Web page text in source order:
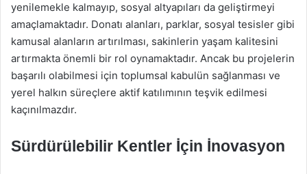
yenilemekle kalmayıp, sosyal altyapıları da geliştirmeyi
amaçlamaktadır. Donatı alanları, parklar, sosyal tesisler gibi
kamusal alanların artırılması, sakinlerin yaşam kalitesini
artırmakta önemli bir rol oynamaktadır. Ancak bu projelerin
başarılı olabilmesi için toplumsal kabulün sağlanması ve
yerel halkın süreçlere aktif katılımının teşvik edilmesi
kaçınılmazdır.
Sürdürülebilir Kentler İçin İnovasyon